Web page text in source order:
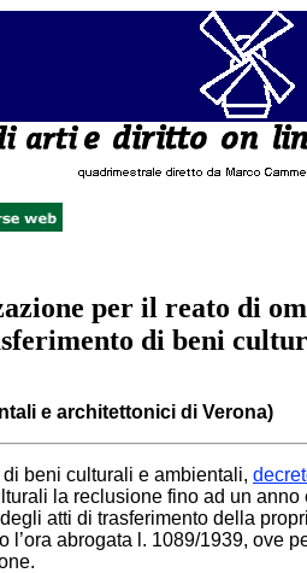
per il reato di
di beni
e architettonici di Verona)
di beni culturali e ambientali,
la reclusione fino ad un
atti di trasferimento della
l’ora abrogata l. 1089/1939,